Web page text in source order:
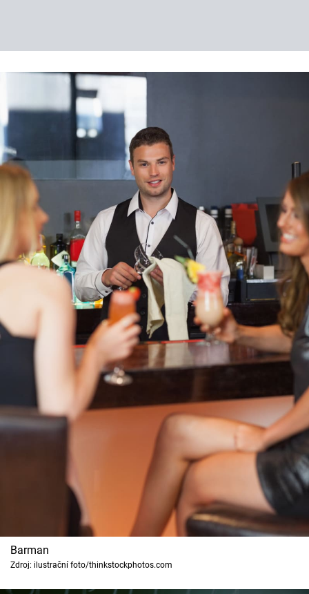
Barman
Zdroj: ilustrační foto/thinkstockphotos.com